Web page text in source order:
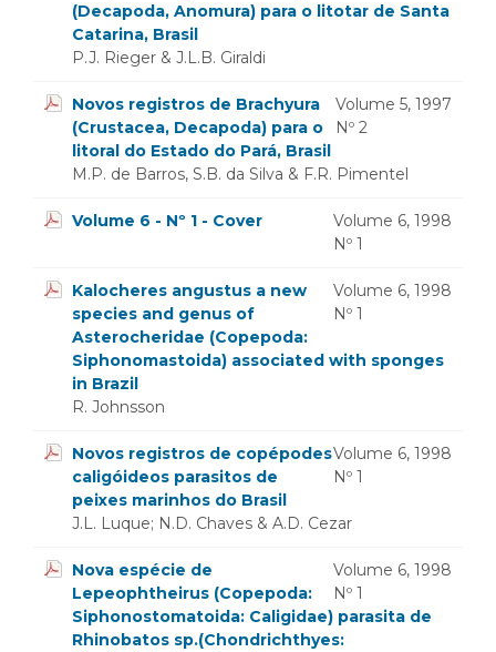
(Decapoda, Anomura) para o litotar de Santa
Catarina, Brasil
P.J. Rieger & J.L.B. Giraldi
Volume 5, 1997
Nº 2
Novos registros de Brachyura
(Crustacea, Decapoda) para o
litoral do Estado do Pará, Brasil
M.P. de Barros, S.B. da Silva & F.R. Pimentel
Volume 6, 1998
Nº 1
Volume 6 - Nº 1 - Cover
Volume 6, 1998
Nº 1
Kalocheres angustus a new
species and genus of
Asterocheridae (Copepoda:
Siphonomastoida) associated with sponges
in Brazil
R. Johnsson
Volume 6, 1998
Nº 1
Novos registros de copépodes
caligóideos parasitos de
peixes marinhos do Brasil
J.L. Luque; N.D. Chaves & A.D. Cezar
Volume 6, 1998
Nº 1
Nova espécie de
Lepeophtheirus (Copepoda:
Siphonostomatoida: Caligidae) parasita de
Rhinobatos sp.(Chondrichthyes: